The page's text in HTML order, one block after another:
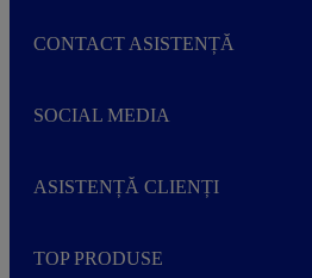
CONTACT ASISTENȚĂ
SOCIAL MEDIA
ASISTENȚĂ CLIENȚI
TOP PRODUSE